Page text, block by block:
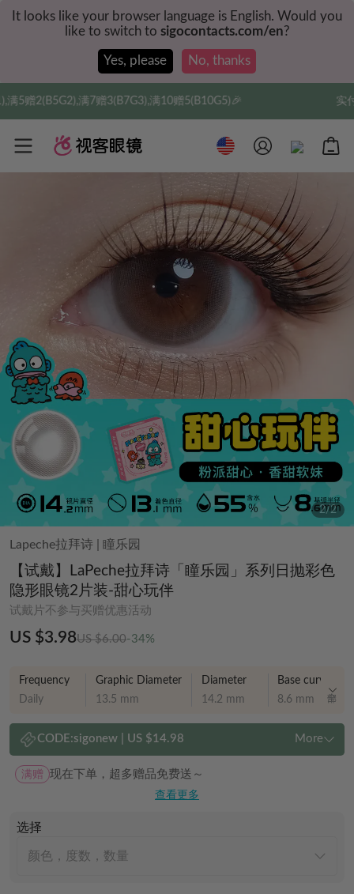
It looks like your browser language is English. Would you
like to switch to sigocontacts.com/en?
Yes, please No, thanks
7赠3(B7G3),满10赠5(B10G5)🎉 实付满$35全球包
2/2
Lapeche拉拜诗 瞳乐园
【试戴】LaPeche拉拜诗「瞳乐园」系列日抛彩色
隐形眼镜2片装-甜心玩伴
试戴片不参与买赠优惠活动
US $3.98US $6.00-34%
Frequency
Daily
Graphic Diameter
13.5 mm
Diameter
14.2 mm
Base curve
8.6 mm
CODE:sigonew| US $14.98 More
满赠 现在下单，超多赠品免费送～
查看更多
选择
颜色，度数，数量